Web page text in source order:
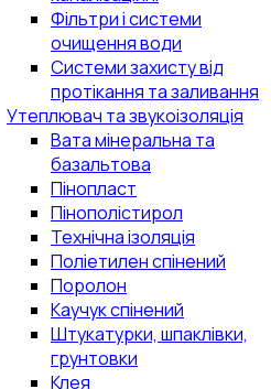
Фільтри і системи
очищення води
Системи захисту від
протікання та заливання
Утеплювач та звукоізоляція
Вата мінеральна та
базальтова
Пінопласт
Пінополістирол
Технічна ізоляція
Поліетилен спінений
Поролон
Каучук спінений
Штукатурки, шпаклівки,
грунтовки
Клея